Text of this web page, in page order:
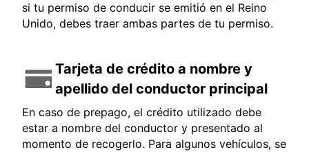
si tu permiso de conducir se emitió en el Reino
Unido, debes traer ambas partes de tu permiso.
Tarjeta de crédito a nombre y
apellido del conductor principal
En caso de prepago, el crédito utilizado debe
estar a nombre del conductor y presentado al
momento de recogerlo. Para algunos vehículos, se